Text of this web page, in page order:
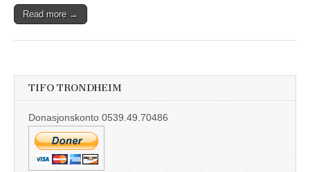
Read more →
TIFO TRONDHEIM
Donasjonskonto 0539.49.70486